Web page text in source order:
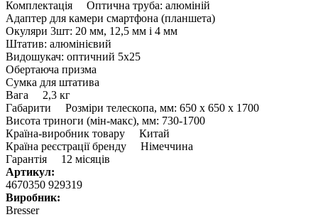
Комплектація Оптична труба: алюміній
Адаптер для камери смартфона (планшета)
Окуляри 3шт: 20 мм, 12,5 мм і 4 мм
Штатив: алюмінієвий
Видошукач: оптичний 5х25
Обертаюча призма
Сумка для штатива
Вага 2,3 кг
Габарити Розміри телескопа, мм: 650 x 650 x 1700
Висота триноги (мін-макс), мм: 730-1700
Країна-виробник товару Китай
Країна реєстрації бренду Німеччина
Гарантія 12 місяців
Артикул:
4670350 929319
Виробник:
Bresser